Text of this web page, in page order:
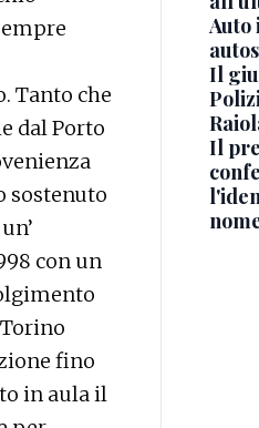
Tanto che
dal Porto
sostenuto
con un
fino
in aula il
Auto
Il
Il